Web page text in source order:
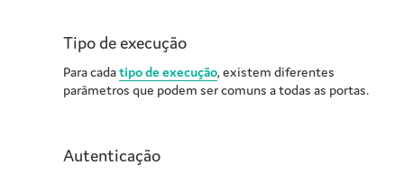
Tipo de execução
Para cadatipo de execução, existem diferentes
parâmetros que podem ser comuns a todas as portas.
Autenticação